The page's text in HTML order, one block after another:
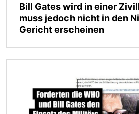
Bill Gates wird in einer
muss jedoch nicht in den
Gericht erscheinen